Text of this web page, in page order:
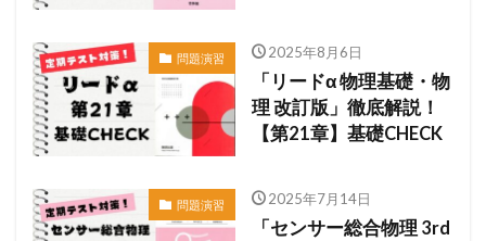
問題演習 2025年8月6日
「リードα 物理基礎・物
理 改訂版」徹底解説！
【第21章】基礎CHECK
問題演習 2025年7月14日
「センサー総合物理 3rd